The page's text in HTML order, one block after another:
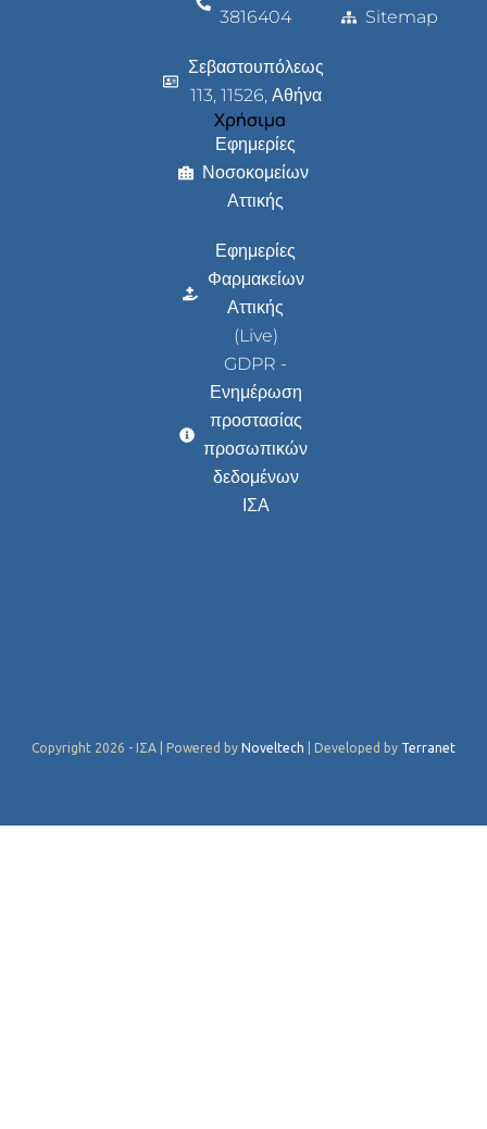
3816404
Σεβαστουπόλεως
113, 11526, Αθήνα
Χρήσιμα
Εφημερίες
Νοσοκομείων
Αττικής
Εφημερίες
Φαρμακείων
Αττικής
(Live)
GDPR -
Ενημέρωση
προστασίας
προσωπικών
δεδομένων
ΙΣΑ
Sitemap
Copyright 2026 - ΙΣΑ | Powered by Noveltech | Developed by Terranet